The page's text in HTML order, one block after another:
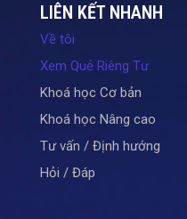
LIÊN KẾT NHANH
Về tôi
Xem Quẻ Riêng Tư
Khoá học Cơ bản
Khoá học Nâng cao
Tư vấn / Định hướng
Hỏi / Đáp